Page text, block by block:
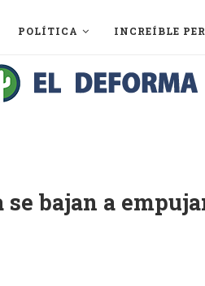
POLÍTICA INCREÍBLE
bajan a